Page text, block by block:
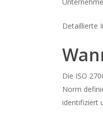
Detaillierte
Die ISO
Norm
identifiziert